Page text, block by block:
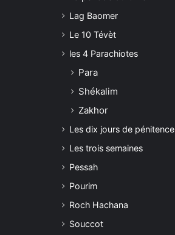
Lag Baomer
Le 10 Tévèt
les 4 Parachiotes
Para
Shékalim
Zakhor
Les dix jours de pénitence
Les trois semaines
Pessah
Pourim
Roch Hachana
Souccot